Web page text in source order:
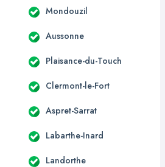
Mondouzil
Aussonne
Plaisance-du-Touch
Clermont-le-Fort
Aspret-Sarrat
Labarthe-Inard
Landorthe